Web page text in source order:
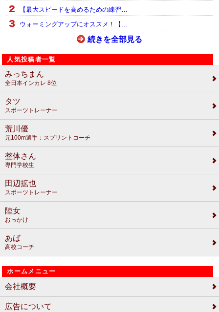
【最大スピードを高めるための練習…
ウォーミングアップにオススメ！【…
続きを全部見る
人気投稿者一覧
みっちまん
全日本インカレ 8位
タツ
スポーツトレーナー
荒川優
元100m選手：スプリントコーチ
整体さん
専門学校生
田辺拡也
スポーツトレーナー
陸女
おっかけ
あば
高校コーチ
ホームメニュー
会社概要
広告について